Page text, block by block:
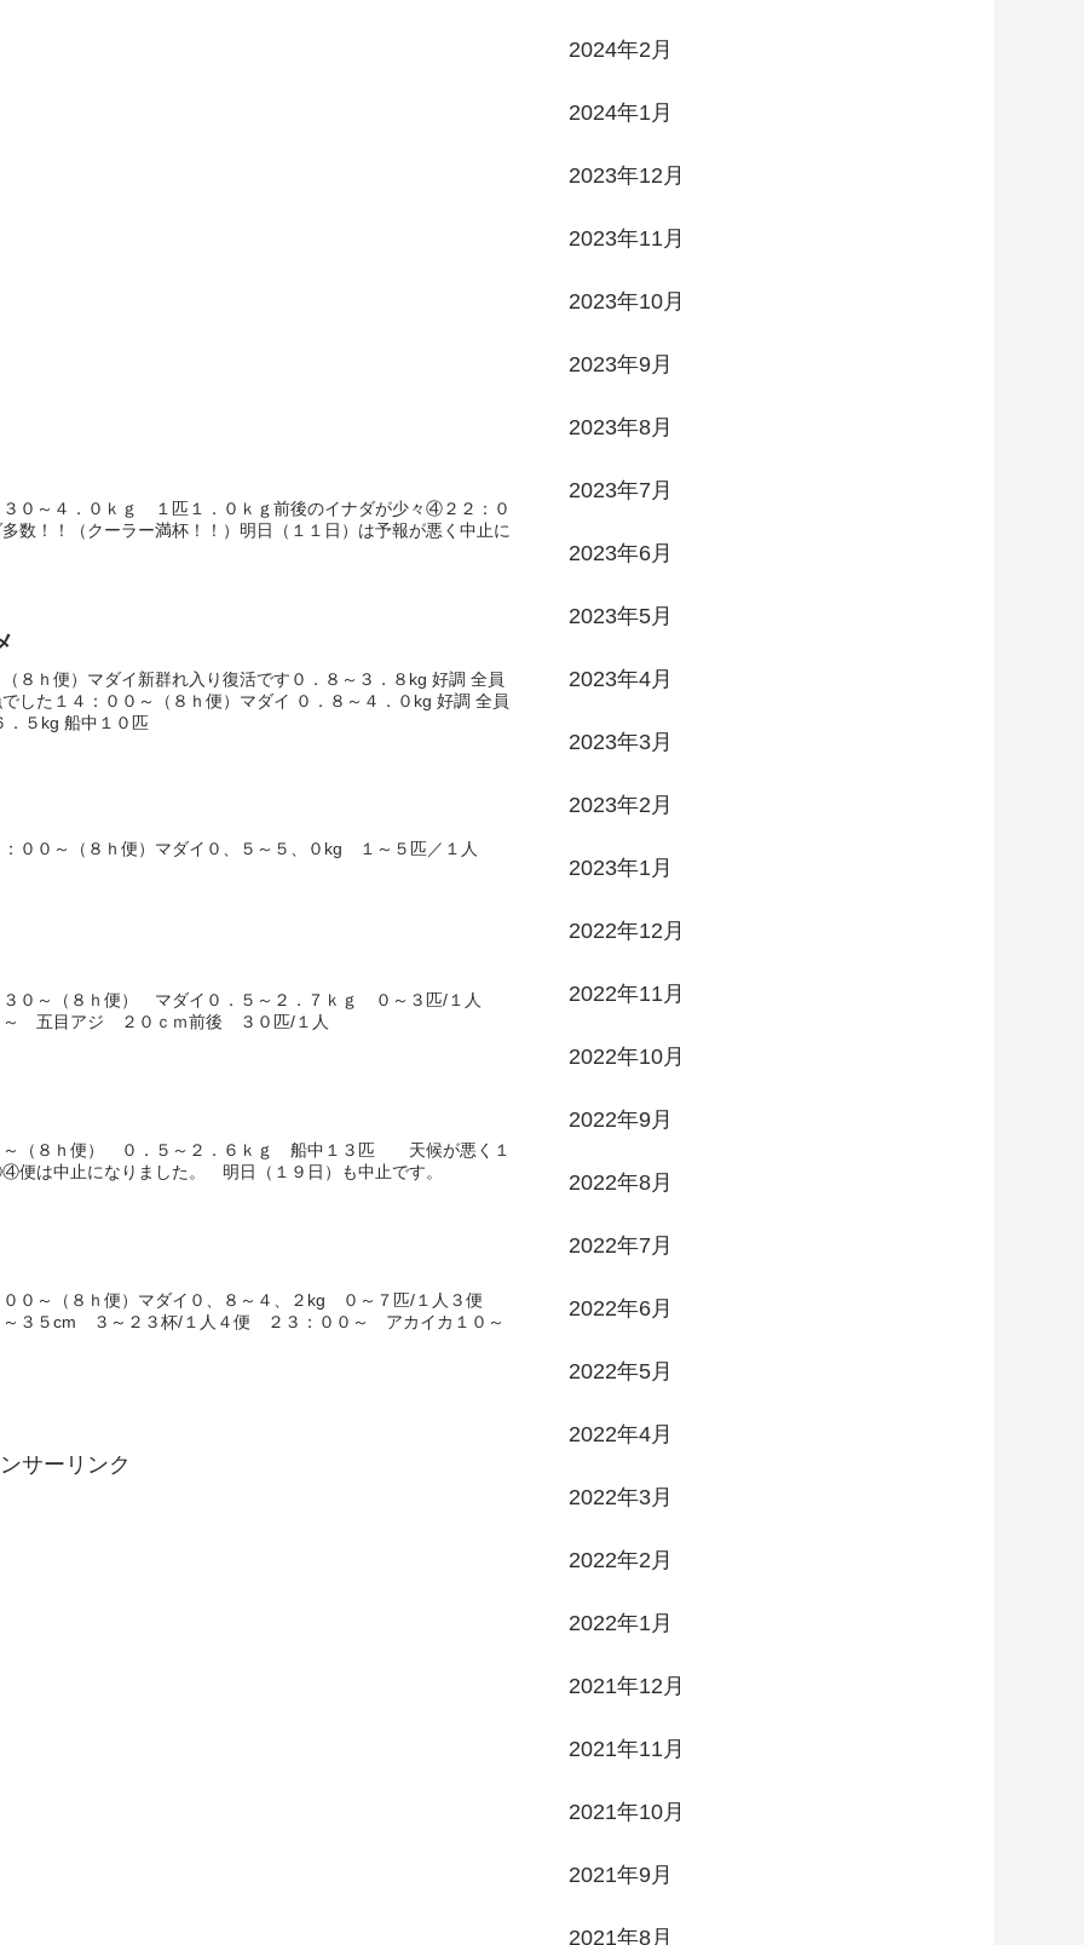
０～４．０ｋｇ １匹１．０ｋｇ前後のイナダが少々④２２：０
数！！（クーラー満杯！！）明日（１１日）は予報が悪く中止に
８ｈ便）マダイ新群れ入り復活です０．８～３．８kg 好調 全員
した１４：００～（８ｈ便）マダイ ０．８～４．０kg 好調 全員
．５kg 船中１０匹
００～（８ｈ便）マダイ０、５～５、０kg １～５匹／１人
０～（８ｈ便） マダイ０．５～２．７ｋｇ ０～３匹/１人
～ 五目アジ ２０ｃｍ前後 ３０匹/１人
～（８ｈ便） ０．５～２．６ｋｇ 船中１３匹 天候が悪く１
は中止になりました。 明日（１９日）も中止です。
０～（８ｈ便）マダイ０、８～４、２kg ０～７匹/１人３便
３５cm ３～２３杯/１人４便 ２３：００～ アカイカ１０～
サーリンク
2024年2月
2024年1月
2023年12月
2023年11月
2023年10月
2023年9月
2023年8月
2023年7月
2023年6月
2023年5月
2023年4月
2023年3月
2023年2月
2023年1月
2022年12月
2022年11月
2022年10月
2022年9月
2022年8月
2022年7月
2022年6月
2022年5月
2022年4月
2022年3月
2022年2月
2022年1月
2021年12月
2021年11月
2021年10月
2021年9月
2021年8月